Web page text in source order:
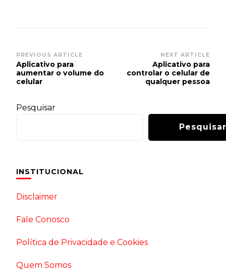
Post
Navigation
PREVIOUS ARTICLE
Aplicativo para
aumentar o volume do
celular
NEXT ARTICLE
Aplicativo para
controlar o celular de
qualquer pessoa
Pesquisar
Pesquisar
INSTITUCIONAL
Disclaimer
Fale Conosco
Política de Privacidade e Cookies
Quem Somos